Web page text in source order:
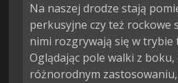
Na naszej drodze stają
perkusyjne czy też rockowe
nimi rozgrywają się w trybie
Oglądając pole walki z
różnorodnym